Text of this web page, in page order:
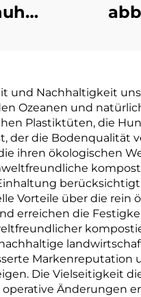
PLA
und Nachhaltigkeit
Ozeanen und
Plastiktüten, die
der die Bodenqualität
ihren ökologischen
Vorteile über die rein
erreichen die
Markenreputation
Die Vielseitigkeit
Änderungen